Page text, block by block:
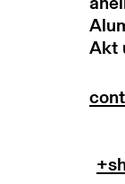
Akt